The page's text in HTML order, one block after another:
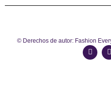
© Derechos de autor: Fashion